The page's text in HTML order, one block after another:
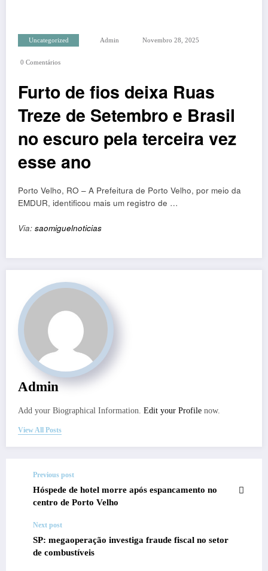
Uncategorized Admin Novembro 28, 2025
0 Comentários
Furto de fios deixa Ruas
Treze de Setembro e Brasil
no escuro pela terceira vez
esse ano
Porto Velho, RO – A Prefeitura de Porto Velho, por meio da
EMDUR, identificou mais um registro de …
Via: saomiguelnoticias
Admin
Add your Biographical Information. Edit your Profile now.
View All Posts
Previous post
Hóspede de hotel morre após espancamento no
centro de Porto Velho
Next post
SP: megaoperação investiga fraude fiscal no setor
de combustíveis